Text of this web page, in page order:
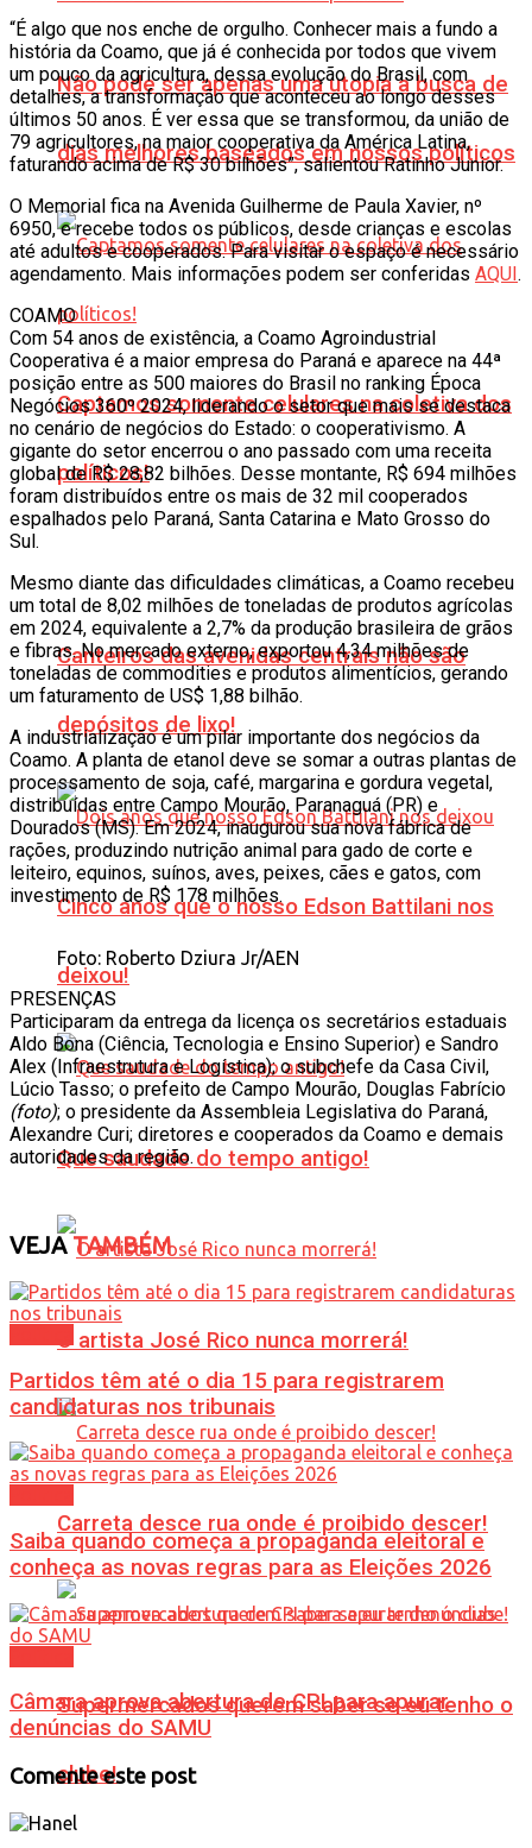
Não pode ser apenas uma utopia a busca de
dias melhores baseados em nossos políticos
Captamos somente celulares na coletiva dos
políticos!
Canteiros das avenidas centrais não são
depósitos de lixo!
Cinco anos que o nosso Edson Battilani nos
deixou!
Que saudade do tempo antigo!
O artista José Rico nunca morrerá!
Carreta desce rua onde é proibido descer!
Supermercados querem saber se eu tenho o
clube!
“É algo que nos enche de orgulho. Conhecer mais a fundo a
história da Coamo, que já é conhecida por todos que vivem
um pouco da agricultura, dessa evolução do Brasil, com
detalhes, a transformação que aconteceu ao longo desses
últimos 50 anos. É ver essa que se transformou, da união de
79 agricultores, na maior cooperativa da América Latina,
faturando acima de R$ 30 bilhões”, salientou Ratinho Junior.
O Memorial fica na Avenida Guilherme de Paula Xavier, nº
6950, e recebe todos os públicos, desde crianças e escolas
até adultos e cooperados. Para visitar o espaço é necessário
agendamento. Mais informações podem ser conferidas AQUI.
COAMO
Com 54 anos de existência, a Coamo Agroindustrial
Cooperativa é a maior empresa do Paraná e aparece na 44ª
posição entre as 500 maiores do Brasil no ranking Época
Negócios 360º 2024, liderando o setor que mais se destaca
no cenário de negócios do Estado: o cooperativismo. A
gigante do setor encerrou o ano passado com uma receita
global de R$ 28,82 bilhões. Desse montante, R$ 694 milhões
foram distribuídos entre os mais de 32 mil cooperados
espalhados pelo Paraná, Santa Catarina e Mato Grosso do
Sul.
Mesmo diante das dificuldades climáticas, a Coamo recebeu
um total de 8,02 milhões de toneladas de produtos agrícolas
em 2024, equivalente a 2,7% da produção brasileira de grãos
e fibras. No mercado externo, exportou 4,34 milhões de
toneladas de commodities e produtos alimentícios, gerando
um faturamento de US$ 1,88 bilhão.
A industrialização é um pilar importante dos negócios da
Coamo. A planta de etanol deve se somar a outras plantas de
processamento de soja, café, margarina e gordura vegetal,
distribuídas entre Campo Mourão, Paranaguá (PR) e
Dourados (MS). Em 2024, inaugurou sua nova fábrica de
rações, produzindo nutrição animal para gado de corte e
leiteiro, equinos, suínos, aves, peixes, cães e gatos, com
investimento de R$ 178 milhões.
Foto: Roberto Dziura Jr/AEN
PRESENÇAS
Participaram da entrega da licença os secretários estaduais
Aldo Bona (Ciência, Tecnologia e Ensino Superior) e Sandro
Alex (Infraestrutura e Logística); o subchefe da Casa Civil,
Lúcio Tasso; o prefeito de Campo Mourão, Douglas Fabrício
(foto); o presidente da Assembleia Legislativa do Paraná,
Alexandre Curi; diretores e cooperados da Coamo e demais
autoridades da região.
VEJATAMBÉM
Partidos têm até o dia 15 para registrarem
candidaturas nos tribunais
Saiba quando começa a propaganda eleitoral e
conheça as novas regras para as Eleições 2026
Câmara aprova abertura de CPI para apurar
denúncias do SAMU
Comente este post